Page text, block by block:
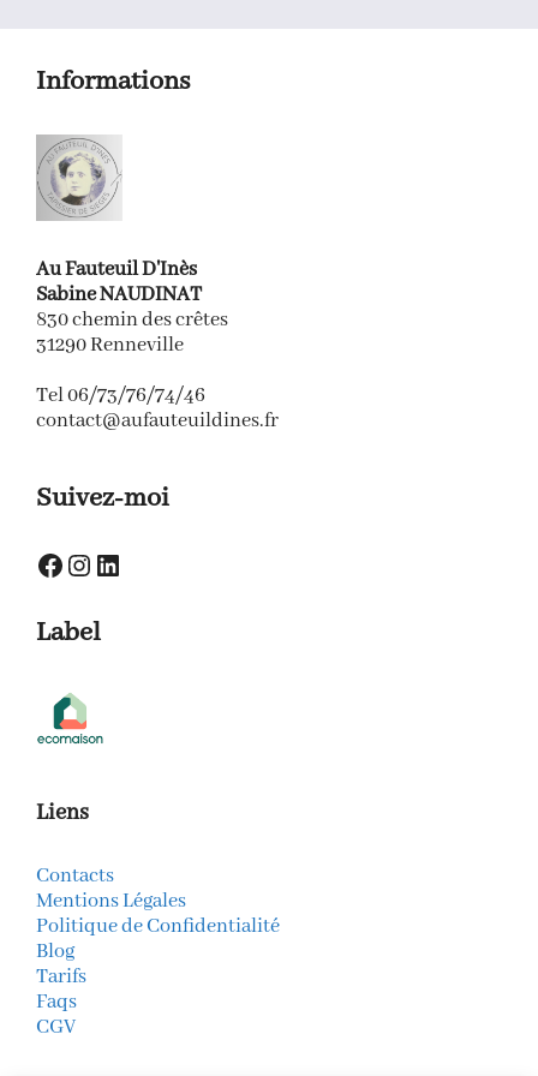
Informations
Au Fauteuil D'Inès
Sabine NAUDINAT
830 chemin des crêtes
31290 Renneville
Tel 06/73/76/74/46
contact@aufauteuildines.fr
Suivez-moi
Facebook
Instagram
LinkedIn
Label
Liens
Contacts
Mentions Légales
Politique de Confidentialité
Blog
Tarifs
Faqs
CGV